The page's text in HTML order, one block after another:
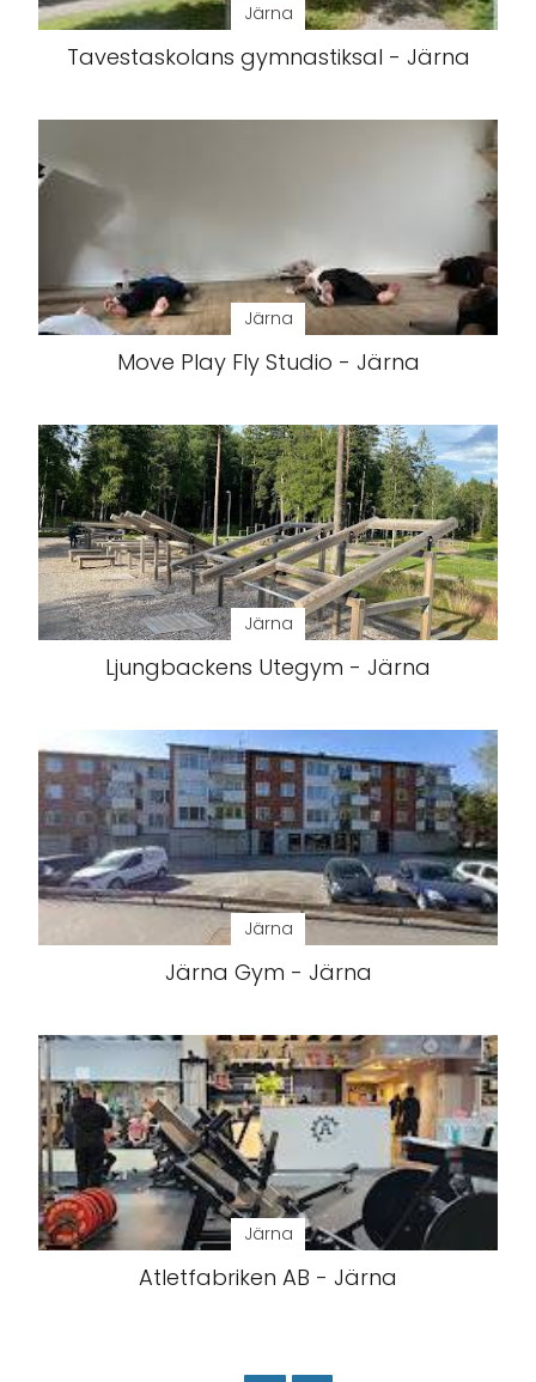
Järna
Tavestaskolans gymnastiksal - Järna
Järna
Move Play Fly Studio - Järna
Järna
Ljungbackens Utegym - Järna
Järna
Järna Gym - Järna
Järna
Atletfabriken AB - Järna